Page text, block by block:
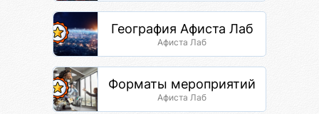
География Афиста Лаб
Афиста Лаб
Форматы мероприятий
Афиста Лаб